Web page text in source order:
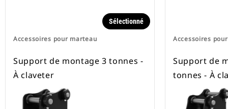
Accessoires pour marteau
Sélectionné
Support de montage 3 tonnes -
À claveter
Accessoires
Support de
tonnes - À